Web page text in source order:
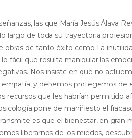
las que María Jesús Álava
largo de toda su trayectoria
obras de tanto éxito como La
fácil que resulta manipular las
Nos insiste en que no
y debemos protegemos de
recursos que les habrían permitido
pone de manifiesto el
es que el bienestar, en gran
liberarnos de los miedos,